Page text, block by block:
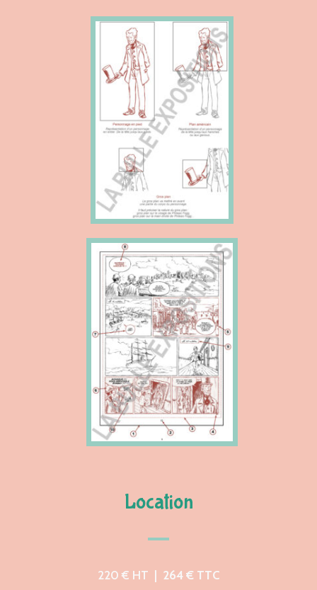
Location
220 € HT 264 € TTC